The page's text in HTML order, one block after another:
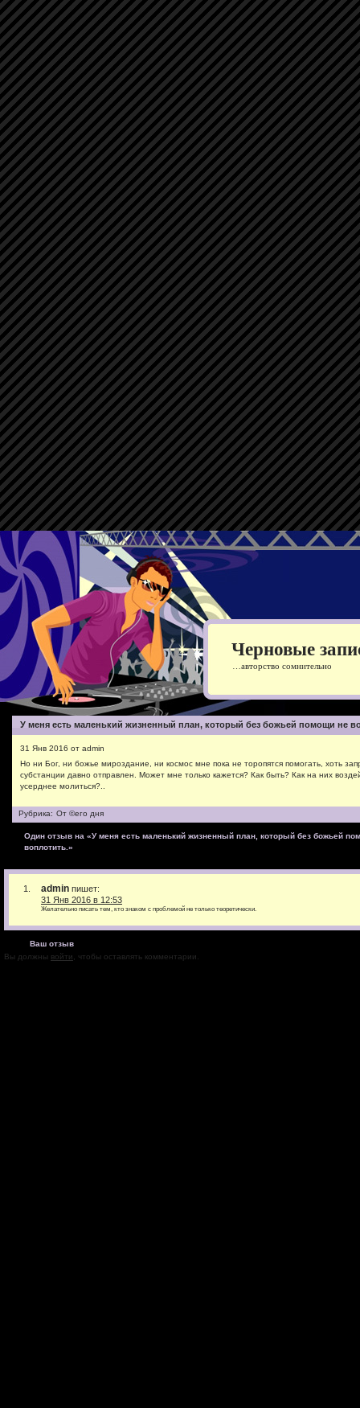
Черновые
…авторство сомнительно
У меня есть маленький жизненный план, который без божьей помощи не
31 Янв 2016 от admin
Но ни Бог, ни божье мироздание, ни космос мне пока не торопятся помогать, хоть
субстанции давно отправлен. Может мне только кажется? Как быть? Как на них
усерднее молиться?..
Рубрика: От ©его дня
Один отзыв на «У меня есть маленький жизненный план, который без божьей
воплотить.»
admin пишет:
31 Янв 2016 в 12:53
Желательно писать тем, кто знаком с проблемой не только теоретически.
Ваш отзыв
Вы должны войти, чтобы оставлять комментарии.